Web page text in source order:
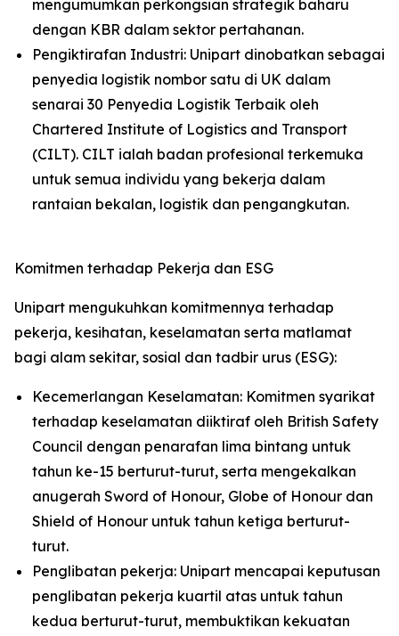
mengumumkan perkongsian strategik baharu
dengan KBR dalam sektor pertahanan.
Pengiktirafan Industri: Unipart dinobatkan sebagai
penyedia logistik nombor satu di UK dalam
senarai 30 Penyedia Logistik Terbaik oleh
Chartered Institute of Logistics and Transport
(CILT). CILT ialah badan profesional terkemuka
untuk semua individu yang bekerja dalam
rantaian bekalan, logistik dan pengangkutan.
Komitmen terhadap Pekerja dan ESG
Unipart mengukuhkan komitmennya terhadap
pekerja, kesihatan, keselamatan serta matlamat
bagi alam sekitar, sosial dan tadbir urus (ESG):
Kecemerlangan Keselamatan: Komitmen syarikat
terhadap keselamatan diiktiraf oleh British Safety
Council dengan penarafan lima bintang untuk
tahun ke-15 berturut-turut, serta mengekalkan
anugerah Sword of Honour, Globe of Honour dan
Shield of Honour untuk tahun ketiga berturut-
turut.
Penglibatan pekerja: Unipart mencapai keputusan
penglibatan pekerja kuartil atas untuk tahun
kedua berturut-turut, membuktikan kekuatan